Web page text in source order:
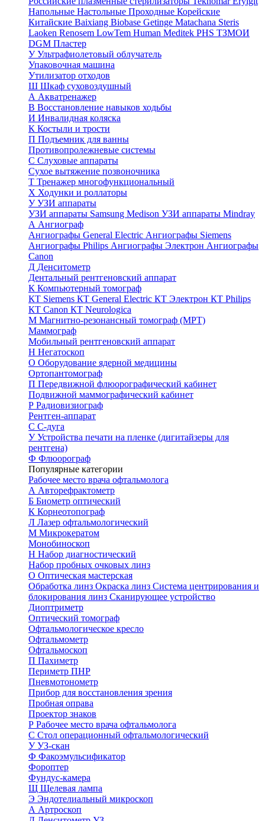
Напольные Настольные Проходные Корейские
Китайские Baixiang Biobase Getinge Matachana Steris
Laoken Renosem LowTem Human Meditek PHS ТЗМОИ
DGM Пластер
УУльтрафиолетовый облучатель
Упаковочная машина
Утилизатор отходов
Ш Шкаф суховоздушный
А Акватренажер
В Восстановление навыков ходьбы
И Инвалидная коляска
К Костыли и трости
П Подъемник для ванны
Противопролежневые системы
С Слуховые аппараты
Сухое вытяжение позвоночника
Т Тренажер многофункциональный
Х Ходунки и роллаторы
УУЗИ аппараты
УЗИ аппараты Samsung Medison УЗИ аппараты Mindray
А Ангиограф
Ангиографы General Electric Ангиографы Siemens
Ангиографы Philips Ангиографы Электрон Ангиографы
Canon
Д Денситометр
Дентальный рентгеновский аппарат
К Компьютерный томограф
КТ Siemens КТ General Electric КТ Электрон КТ Philips
КТ Canon КТ Neurologica
М Магнитно-резонансный томограф (МРТ)
Маммограф
Мобильный рентгеновский аппарат
Н Негатоскоп
О Оборудование ядерной медицины
Ортопантомограф
П Передвижной флюорографический кабинет
Подвижной маммографический кабинет
Р Радиовизиограф
Рентген-аппарат
С С-дуга
УУстройства печати на пленке (дигитайзеры для
рентгена)
Ф Флюорограф
Популярные категории
Рабочее место врача офтальмолога
А Авторефрактометр
Б Биометр оптический
К Корнеотопограф
Л Лазер офтальмологический
М Микрокератом
Монобиноскоп
Н Набор диагностический
Набор пробных очковых линз
О Оптическая мастерская
Обработка линз Окраска линз Система центрирования и
блокирования линз Сканирующее устройство
Диоптриметр
Оптический томограф
Офтальмологическое кресло
Офтальмометр
Офтальмоскоп
П Пахиметр
Периметр ПНР
Пневмотонометр
Прибор для восстановления зрения
Пробная оправа
Проектор знаков
Р Рабочее место врача офтальмолога
С Стол операционный офтальмологический
УУЗ-скан
Ф Факоэмульсификатор
Фороптер
Фундус-камера
Щ Щелевая лампа
Э Эндотелиальный микроскоп
А Артроскоп